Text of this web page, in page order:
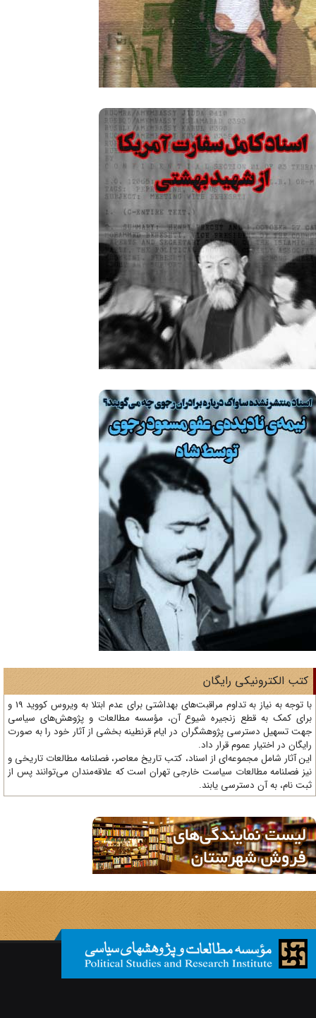
الکترونیکی رایگان
با توجه به نیاز به تداوم مراقبت‌های بهداشتی برای عدم ابتلا به ویروس کووید 19 و
کمک به قطع زنجیره شیوع آن، مؤسسه مطالعات و پژوهش‌های سیاسی
تسهیل دسترسی پژوهشگران در ایام قرنطینه بخشی از آثار خود را به صورت
در اختیار عموم قرار داد.
آثار شامل مجموعه‌ای از اسناد، کتب تاریخ معاصر، فصلنامه‌ مطالعات تاریخی و
فصلنامه مطالعات سیاست خارجی تهران است که علاقه‌مندان می‌توانند پس از
نام، به آن دسترسی یابند.